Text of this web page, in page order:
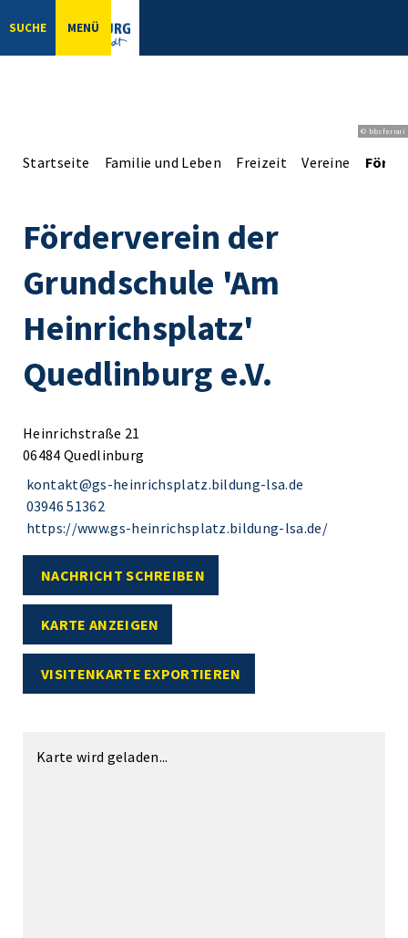
SUCHE MENÜ
© bbsferrari
Startseite Familie und Leben Freizeit Vereine
Förderverein der
Grundschule 'Am
Heinrichsplatz'
Quedlinburg e.V.
Heinrichstraße 21
06484 Quedlinburg
kontakt@gs-heinrichsplatz.bildung-lsa.de
03946 51362
https://www.gs-heinrichsplatz.bildung-lsa.de/
NACHRICHT SCHREIBEN
KARTE ANZEIGEN
VISITENKARTE EXPORTIEREN
Karte wird geladen...